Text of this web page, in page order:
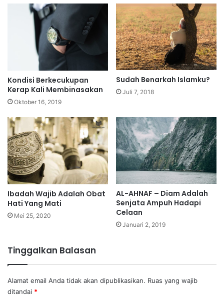
Kondisi Berkecukupan
Kerap Kali Membinasakan
Oktober 16, 2019
Sudah Benarkah Islamku?
Juli 7, 2018
Ibadah Wajib Adalah Obat
Hati Yang Mati
Mei 25, 2020
AL-AHNAF – Diam Adalah
Senjata Ampuh Hadapi
Celaan
Januari 2, 2019
Tinggalkan Balasan
Alamat email Anda tidak akan dipublikasikan. Ruas yang wajib
ditandai *